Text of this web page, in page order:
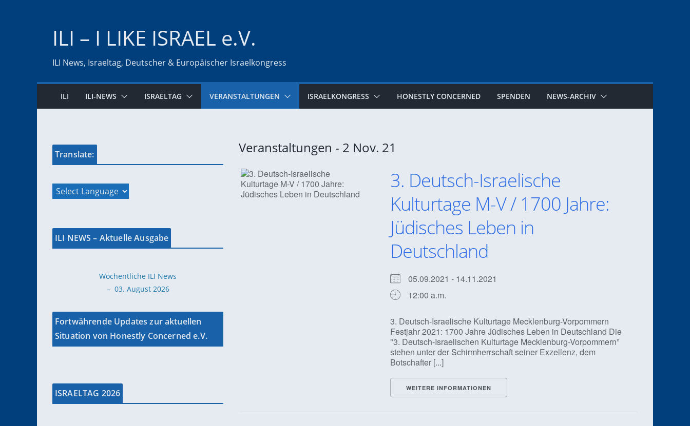
ILI – I LIKE ISRAEL e.V.
ILI News, Israeltag, Deutscher & Europäischer Israelkongress
ILI ILI-NEWS ISRAELTAG VERANSTALTUNGEN ISRAELKONGRESS HONESTLY CONCERNED SPENDEN NEWS-ARCHIV
Veranstaltungen - 2 Nov. 21
3. Deutsch-Israelische
Kulturtage M-V / 1700 Jahre:
Jüdisches Leben in
Deutschland
05.09.2021 - 14.11.2021
12:00 a.m.
3. Deutsch-Israelische Kulturtage Mecklenburg-Vorpommern
Festjahr 2021: 1700 Jahre Jüdisches Leben in Deutschland Die
"3. Deutsch-Israelischen Kulturtage Mecklenburg-Vorpommern”
stehen unter der Schirmherrschaft seiner Exzellenz, dem
Botschafter [...]
WEITERE INFORMATIONEN
Translate:
ILI NEWS – Aktuelle Ausgabe
Wöchentliche ILI News
– 03. August 2026
Fortwährende Updates zur aktuellen
Situation von Honestly Concerned e.V.
ISRAELTAG 2026